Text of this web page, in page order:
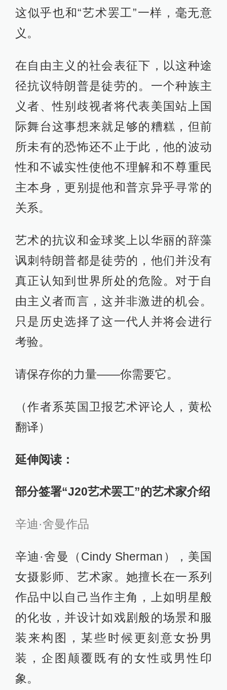
这似乎也和“艺术罢工”一样，毫无意
义。
在自由主义的社会表征下，以这种途
径抗议特朗普是徒劳的。一个种族主
义者、性别歧视者将代表美国站上国
际舞台这事想来就足够的糟糕，但前
所未有的恐怖还不止于此，他的波动
性和不诚实性使他不理解和不尊重民
主本身，更别提他和普京异乎寻常的
关系。
艺术的抗议和金球奖上以华丽的辞藻
讽刺特朗普都是徒劳的，他们并没有
真正认知到世界所处的危险。对于自
由主义者而言，这并非激进的机会。
只是历史选择了这一代人并将会进行
考验。
请保存你的力量——你需要它。
（作者系英国卫报艺术评论人，黄松
翻译）
延伸阅读：
部分签署“J20艺术罢工”的艺术家介绍
辛迪·舍曼作品
辛迪·舍曼（Cindy Sherman），美国
女摄影师、艺术家。她擅长在一系列
作品中以自己当作主角，上如明星般
的化妆，并设计如戏剧般的场景和服
装来构图，某些时候更刻意女扮男
装，企图颠覆既有的女性或男性印
象。